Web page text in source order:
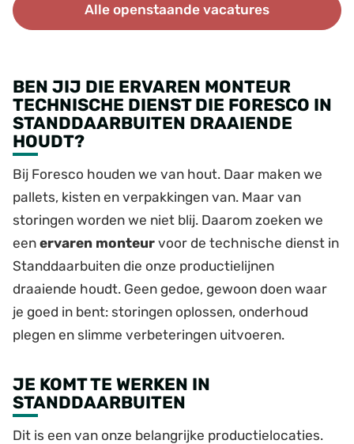
Alle openstaande vacatures
BEN JIJ DIE ERVAREN MONTEUR
TECHNISCHE DIENST DIE FORESCO IN
STANDDAARBUITEN DRAAIENDE
HOUDT?
Bij Foresco houden we van hout. Daar maken we
pallets, kisten en verpakkingen van. Maar van
storingen worden we niet blij. Daarom zoeken we
een ervaren monteur voor de technische dienst in
Standdaarbuiten die onze productielijnen
draaiende houdt. Geen gedoe, gewoon doen waar
je goed in bent: storingen oplossen, onderhoud
plegen en slimme verbeteringen uitvoeren.
JE KOMT TE WERKEN IN
STANDDAARBUITEN
Dit is een van onze belangrijke productielocaties.